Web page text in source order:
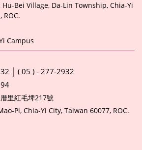
Hu-Bei Village, Da-Lin Township, Chia-Yi
ROC.
Campus
│ ( 05 ) - 277-2932
里紅毛埤217號
Pi, Chia-Yi City, Taiwan 60077, ROC.